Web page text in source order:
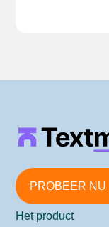
PROBEER NU
Het product